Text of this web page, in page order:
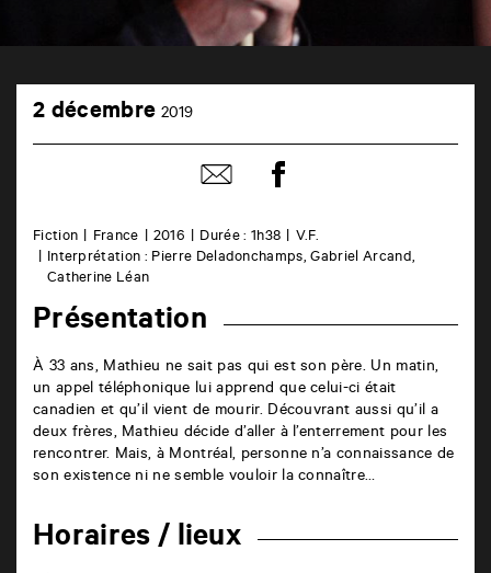
Castille
PoitiersFiction France 2016 Durée : 1h38
V.F.
Interprétation : Pierre Deladonchamps, Gabriel Arcand,
Catherine Léan
Présentation
À 33 ans, Mathieu ne sait pas qui est son père. Un matin,
un appel téléphonique lui apprend que celui-ci était
canadien et qu’il vient de mourir. Découvrant aussi qu’il a
deux frères, Mathieu décide d’aller à l’enterrement pour les
rencontrer. Mais, à Montréal, personne n’a connaissance de
son existence ni ne semble vouloir la connaître…
Horaires / lieux
2 décembre 20192
Partager
par
Partager
sur